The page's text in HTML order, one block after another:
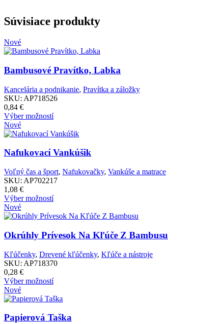
Poznámka:
PARAMETRE
Poznámka:
PARAMETRE
Poznámka:
Súvisiace produkty
Nové
Bambusové Pravítko, Labka
Kancelária a podnikanie, Pravítka a záložky
SKU: AP718526
0,84 €
Výber možnostíTento
má
variantov.
si
môžete
na
stránke
produktu.
Nové
Nafukovací Vankúšik
Voľný čas a šport, Nafukovačky, Vankúše a matrace
SKU: AP702217
1,08 €
Výber možnostíTento
má
variantov.
Možnosti
môžete
vybrať
na
stránke
produktu.
Nové
Okrúhly Prívesok Na Kľúče Z Bambusu
Kľúčenky, Drevené kľúčenky, Kľúče a nástroje
SKU: AP718370
0,28 €
Výber možnostíTento
má
variantov.
Nové
Papierová Taška